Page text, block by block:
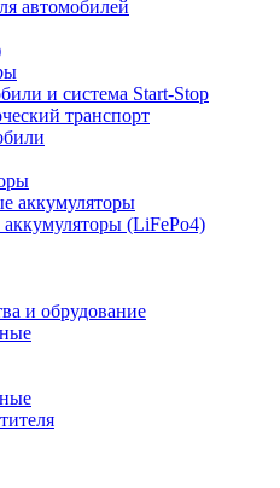
автомобилей
и система Start-Stop
транспорт
аккумуляторы
(LiFePo4)
и обрудование